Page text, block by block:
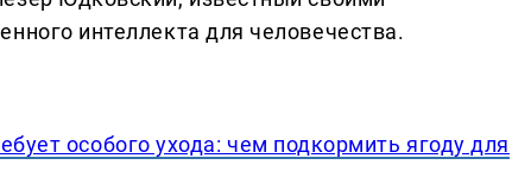
интеллекта для человечества.
особого ухода: чем подкормить ягоду для